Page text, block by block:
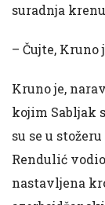
suradnja
– Čujte, Kruno
Kruno je,
kojim Sabljak
su se u
Rendulić vodio
nastavljena